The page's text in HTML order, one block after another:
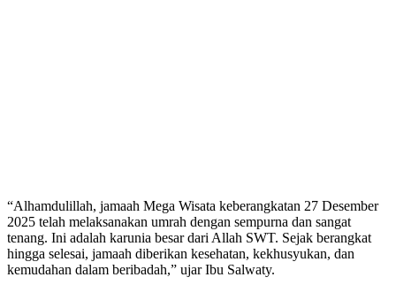
“Alhamdulillah, jamaah Mega Wisata keberangkatan 27 Desember
2025 telah melaksanakan umrah dengan sempurna dan sangat
tenang. Ini adalah karunia besar dari Allah SWT. Sejak berangkat
hingga selesai, jamaah diberikan kesehatan, kekhusyukan, dan
kemudahan dalam beribadah,” ujar Ibu Salwaty.